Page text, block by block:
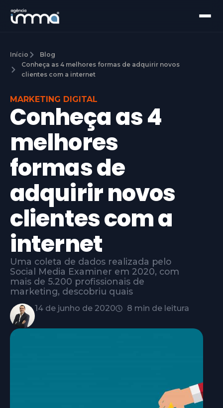
Início
Blog
Conheça as 4 melhores formas de adquirir novos
clientes com a internet
MARKETING DIGITAL
Conheça as 4
melhores
formas de
adquirir novos
clientes com a
internet
Uma coleta de dados realizada pelo
Social Media Examiner em 2020, com
mais de 5.200 profissionais de
marketing, descobriu quais
14 de junho de 2020 8 min de leitura